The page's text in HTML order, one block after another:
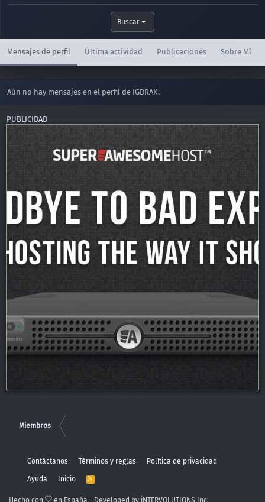
Buscar
Mensajes de perfil Última actividad Publicaciones Sobre Mí
Aún no hay mensajes en el perfil de IGDRAK.
Miembros
Contáctanos Términos y reglas Política de privacidad
Ayuda Inicio
R
S
Hecho con en España - Developed by iNTERVOLUTIONS Inc.